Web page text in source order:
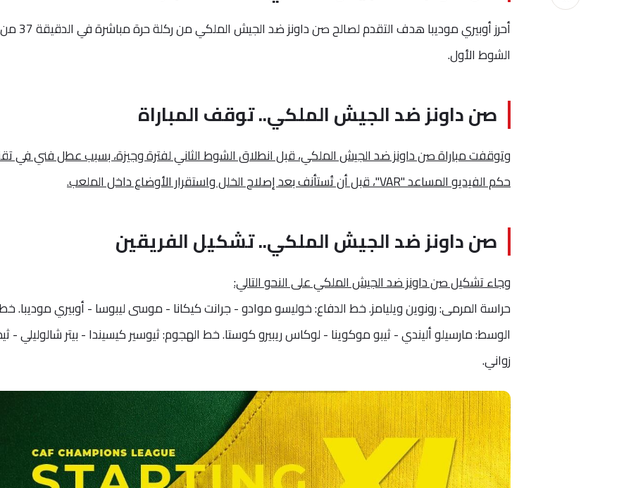
أحرز أوبيري موديبا هدف التقدم
الشوط الأول.
صن داونز ضد الجيش الملكي.. توقف المباراة
وتوقفت مباراة صن داونز ضد الجيش الملكي، قبل انطلاق الشوط الثاني لفترة وجيزة، بسبب عطل فني في
حكم الفيديو المساعد "VAR"، قبل أن تُستأنف بعد إصلاح الخلل واستقرار الأوضاع داخل الملعب.
صن داونز ضد الجيش الملكي.. تشكيل الفريقين
وجاء تشكيل صن داونز ضد الجيش الملكي على النحو التالي:
حراسة المرمى: رونوين ويليامز. خط الدفاع: خوليسو موادو - جرانت كيكانا - موسى ليبوسا - أوبيري موديبا.
الوسط: مارسيلو أليندي - ثيبو موكوينا - لوكاس ريبيرو كوستا. خط الهجوم: ثيوسير كيسيندا - بيتر شالوليلي -
زواني.